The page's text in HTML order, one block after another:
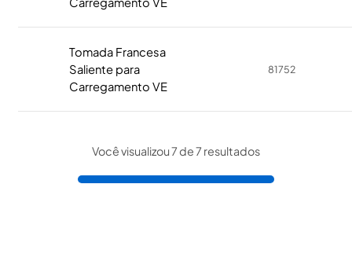
Tomada Francesa
Saliente para
Carregamento VE
81752
Você visualizou 7 de 7 resultados